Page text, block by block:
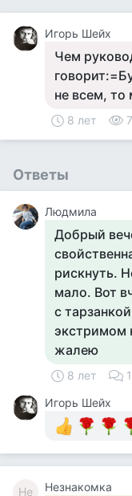
Игорь Шейх
Чем
не всем, то
8 лет
Ответы
Людмила
Добрый
рискнуть.
мало. Вот
с
экстримом
жалею
8 лет 1
Игорь Шейх
Не Незнакомка